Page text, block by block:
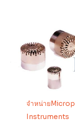
จำหน่าย
Instruments